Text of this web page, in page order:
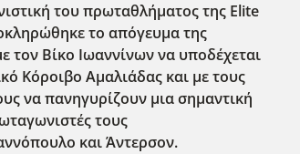
του πρωταθλήματος της Elite
το απόγευμα της
τον Βίκο Ιωαννίνων να υποδέχεται
Κόροιβο Αμαλιάδας και με τους
να πανηγυρίζουν μια σημαντική
τους
και Άντερσον.